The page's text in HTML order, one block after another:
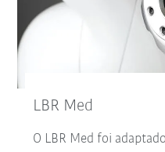
LBR Med
O LBR Med foi